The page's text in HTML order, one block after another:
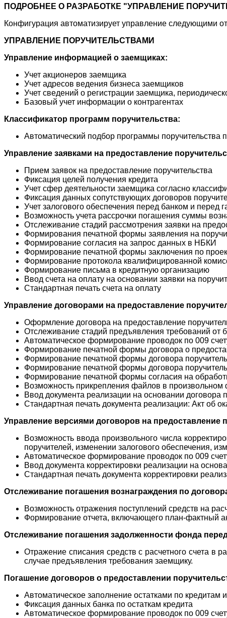
ПОДРОБНЕЕ О РАЗРАБОТКЕ "УПРАВЛЕНИЕ
Конфигурация автоматизирует управление следующими
УПРАВЛЕНИЕ ПОРУЧИТЕЛЬСТВАМИ
Управление информацией о заемщиках:
Учет акционеров заемщика
Учет адресов ведения бизнеса заемщиков
Учет сведений о регистрации заемщика,
Базовый учет информации о контрагентах
Классификатор программ поручительства:
Автоматический подбор программы
Управление заявками на предоставление
Прием заявок на предоставление поручительства
Фиксация целей получения кредита
Учет сфер деятельности заемщика согласно
Фиксация данных сопутствующих договоров
Учет залогового обеспечения перед банком и перед
Возможность учета рассрочки погашения суммы
Отслеживание стадий рассмотрения заявки на
Формирования печатной формы заявления на
Формирование согласия на запрос данных в НБКИ
Формирование печатной формы заключения по
Формирование протокола квалифицированной
Формирование письма в кредитную организацию
Ввод счета на оплату на основании заявки на
Стандартная печать счета на оплату
Управление договорами на предоставление
Оформление договора на предоставление
Отслеживание стадий предъявления требований от
Автоматическое формирование проводок по 009
Формирование печатной формы договора о
Формирование печатной формы договора
Формирование печатной формы договора
Формирование печатной формы согласия на
Возможность прикрепления файлов в произвольном
Ввод документа реализации на основании договора
Стандартная печать документа реализации: Акт об
Управление версиями договоров на предоставление
Возможность ввода произвольного числа
поручителей, изменении залогового обеспечения,
Автоматическое формирование проводок по 009
Ввод документа корректировки реализации на
Стандартная печать документа корректировки
Отслеживание погашения вознаграждения по
Возможность отражения поступлений средств на
Формирование отчета, включающего план-фактный
Отслеживание погашения задолженности фонда
Отражение списания средств с расчетного счета в
случае предъявления требования заемщику.
Погашение договоров о предоставлении
Автоматическое заполнение остатками по кредитам
Фиксация данных банка по остаткам кредита
Автоматическое формирование проводок по 009